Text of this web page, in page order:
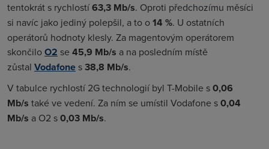
tentokrát s rychlostí63,3 Mb/s. Oproti předchozímu měsíci
si navíc jako jediný polepšil, a to o14 %. U ostatních
operátorů hodnoty klesly. Za magentovým operátorem
skončiloO2 se 45,9 Mb/s a na posledním místě
zůstal Vodafone s38,8 Mb/s.
V tabulce rychlostí 2G technologií byl T-Mobile s0,06
Mb/s také ve vedení. Za ním se umístil Vodafone s0,04
Mb/s a O2 s0,03 Mb/s.